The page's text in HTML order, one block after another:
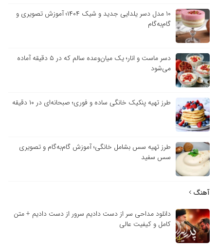
۱۰ مدل دسر یلدایی جدید و شیک ۱۴۰۴؛ آموزش تصویری و
گام‌به‌گام
دسر ماست و انار؛ یک میان‌وعده سالم که در ۵ دقیقه آماده
می‌شود
طرز تهیه پنکیک خانگی ساده و فوری؛ صبحانه‌ای در ۱۰ دقیقه
طرز تهیه سس بشامل خانگی؛ آموزش گام‌به‌گام و تصویری
سس سفید
آهنگ
دانلود مداحی سر از دست دادیم سرور از دست دادیم + متن
کامل و کیفیت عالی